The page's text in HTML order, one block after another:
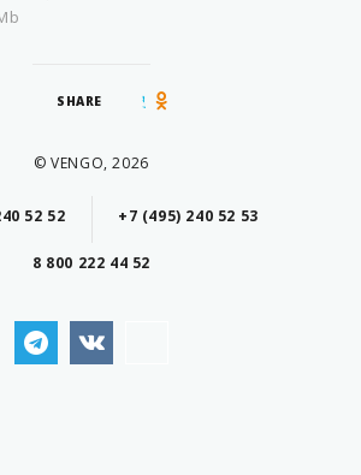
SHARE
© VENGO, 2026
52 52 +7 (495) 240 52 53
8 800 222 44 52